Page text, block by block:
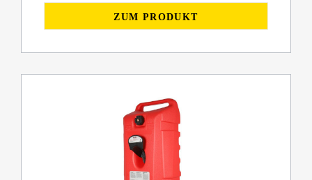
ZUM PRODUKT